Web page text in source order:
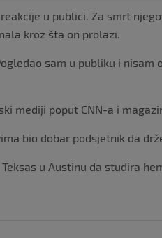
u publici. Za smrt
kroz šta on prolazi.
sam u publiku i
mediji poput CNN-a i
bio dobar podsjetnik da
u Austinu da studira